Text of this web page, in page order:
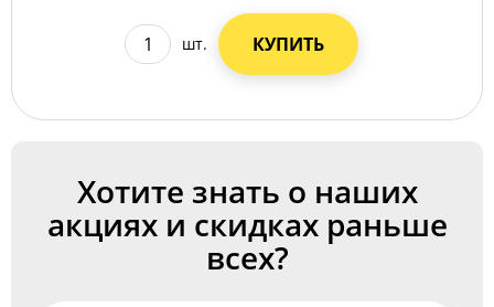
шт. КУПИТЬ
Хотите знать о наших
акциях и скидках раньше
всех?